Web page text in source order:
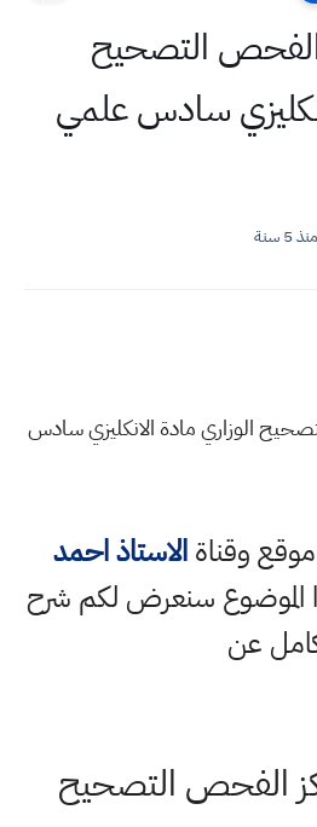
التصحيح
سادس علمي
منذ 5 سنة
الوزاري مادة الانكليزي سادس
وقناةالاستاذ احمد
الموضوع سنعرض لكم شرح
عن
الفحص التصحيح